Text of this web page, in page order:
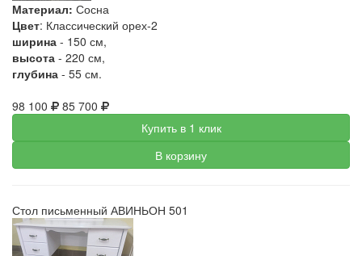
Материал: Сосна
Цвет: Классический орех-2
ширина - 150 см,
высота - 220 см,
глубина - 55 см.
98 100
85 700
Купить в 1 клик
В корзину
Стол письменный АВИНЬОН 501